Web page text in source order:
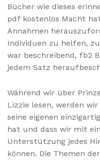
Bücher wie dieses
pdf kostenlos Macht
Annahmen
Individuen zu helfen,
war beschreibend, fb2
jedem Satz
Während wir über
Lizzie lesen, werden
seine eigenen
hat und dass wir mit
Unterstützung jedes
können. Die Themen